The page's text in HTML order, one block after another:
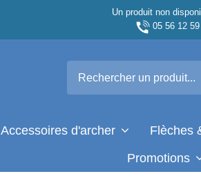
Un produit non
05 56 12
Accessoires d'archer Flèches
Promotions